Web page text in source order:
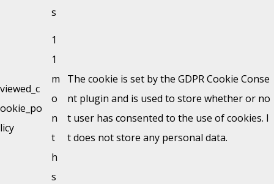
s
viewed_c
ookie_po
licy
1
1
m
o
n
t
h
s
The cookie is set by the GDPR Cookie Conse
nt plugin and is used to store whether or no
t user has consented to the use of cookies. I
t does not store any personal data.